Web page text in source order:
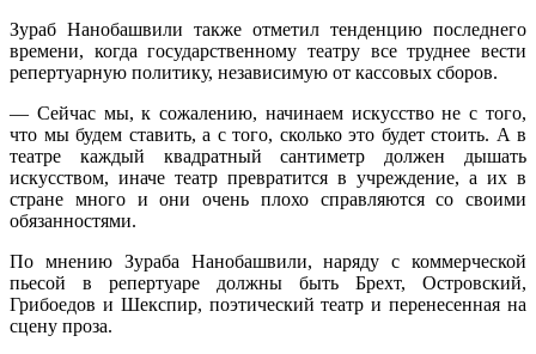
Зураб Нанобашвили также отметил тенденцию последнего
времени, когда государственному театру все труднее вести
репертуарную политику, независимую от кассовых сборов.
— Сейчас мы, к сожалению, начинаем искусство не с того,
что мы будем ставить, а с того, сколько это будет стоить. А в
театре каждый квадратный сантиметр должен дышать
искусством, иначе театр превратится в учреждение, а их в
стране много и они очень плохо справляются со своими
обязанностями.
По мнению Зураба Нанобашвили, наряду с коммерческой
пьесой в репертуаре должны быть Брехт, Островский,
Грибоедов и Шекспир, поэтический театр и перенесенная на
сцену проза.